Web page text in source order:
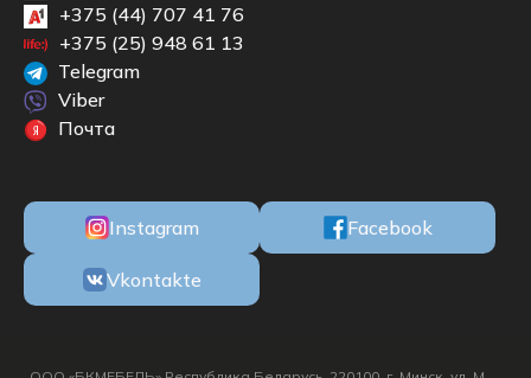
+375 (44) 707 41 76
+375 (25) 948 61 13
Telegram
Viber
Почта
Instagram Facebook
Vkontakte